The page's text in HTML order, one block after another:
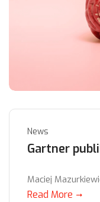
News
Gartner
Maciej
Read More